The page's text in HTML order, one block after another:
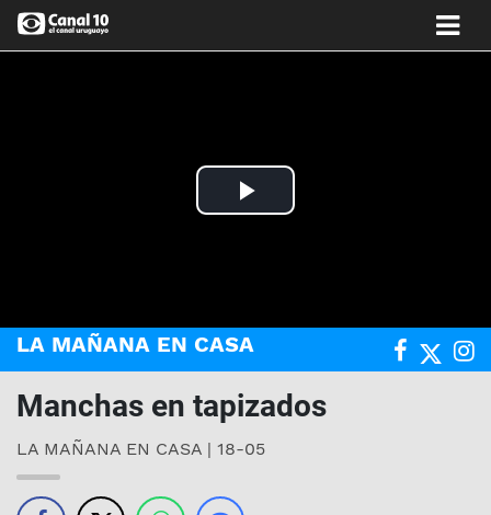
Play
LA MAÑANA EN CASA
Manchas en tapizados
LA MAÑANA EN CASA | 18-05